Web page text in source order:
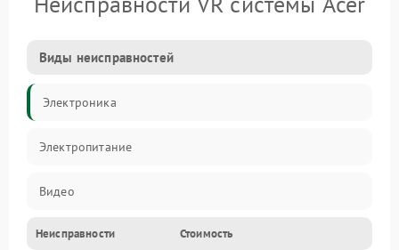
Виды неисправностей
Электроника
Электропитание
Видео
ПО
Неисправности Стоимость